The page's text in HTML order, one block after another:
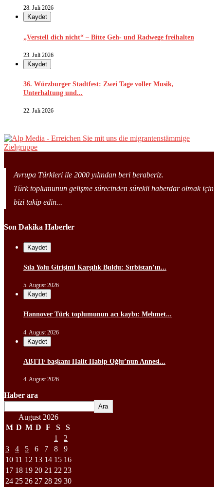
28. Juli 2026
Kaydet
„Verstell dich nicht“ – Bitte Geh- und Radwege freihalten
23. Juli 2026
Kaydet
36. Würzburger Stadtfest: Zwei Tage voller Musik,
Unterhaltung und...
22. Juli 2026
Avrupa Türkleri ile 2000 yılından beri beraberiz.
Türk toplumunun gelişme sürecinden sürekli haberdar olmak için
bizi takip edin...
Son Dakika Haberler
Kaydet
Sıla Yolu Girişimi Karşılık Buldu: Sırbistan’ın...
5. August 2026
Kaydet
Hannover Türk toplumunun acı kaybı: Mehmet...
4. August 2026
Kaydet
ABTTF başkanı Halit Habip Oğlu’nun Annesi...
4. August 2026
Haber ara
Ara
August 2026
M D M D F S
S
1
2
3
4 5 6 7 8
9
10 11 12 13 14 15 16
17 18 19 20 21 22 23
24 25 26 27 28 29 30